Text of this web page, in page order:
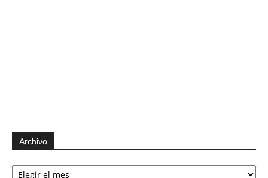
Archivo
Archivo